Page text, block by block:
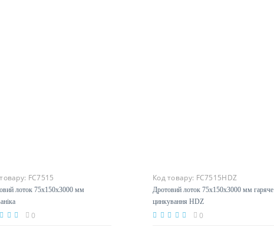
FC7515
лоток 75х150х3000 мм
0
Код товару: FC7515HDZ
Дротовий лоток 75х150х3000 мм гаряче
цинкування HDZ
0